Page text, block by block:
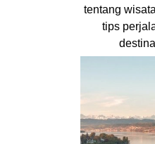
tentang
tips